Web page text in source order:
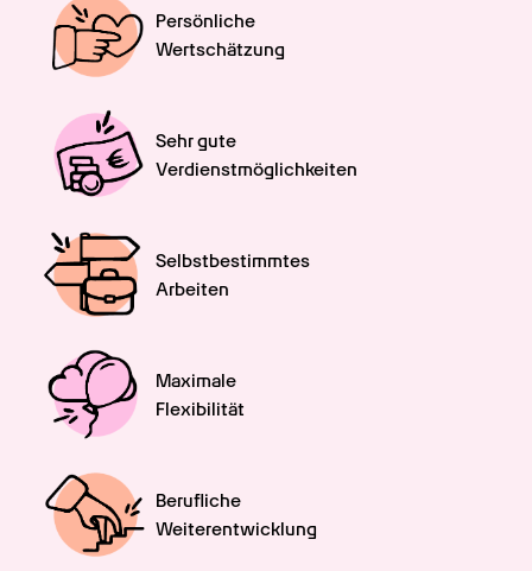
Persönliche
Wertschätzung
Sehr gute
Verdienstmöglichkeiten
Selbstbestimmtes
Arbeiten
Maximale
Flexibilität
Berufliche
Weiterentwicklung